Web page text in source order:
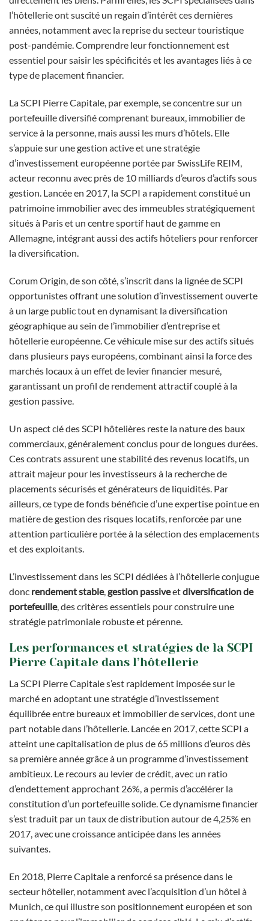
l’hôtellerie ont suscité un regain d’intérêt ces dernières
années, notamment avec la reprise du secteur touristique
post-pandémie. Comprendre leur fonctionnement est
essentiel pour saisir les spécificités et les avantages liés à ce
type de placement financier.
La SCPI Pierre Capitale, par exemple, se concentre sur un
portefeuille diversifié comprenant bureaux, immobilier de
service à la personne, mais aussi les murs d’hôtels. Elle
s’appuie sur une gestion active et une stratégie
d’investissement européenne portée par SwissLife REIM,
acteur reconnu avec près de 10 milliards d’euros d’actifs sous
gestion. Lancée en 2017, la SCPI a rapidement constitué un
patrimoine immobilier avec des immeubles stratégiquement
situés à Paris et un centre sportif haut de gamme en
Allemagne, intégrant aussi des actifs hôteliers pour renforcer
la diversification.
Corum Origin, de son côté, s’inscrit dans la lignée de SCPI
opportunistes offrant une solution d’investissement ouverte
à un large public tout en dynamisant la diversification
géographique au sein de l’immobilier d’entreprise et
hôtellerie européenne. Ce véhicule mise sur des actifs situés
dans plusieurs pays européens, combinant ainsi la force des
marchés locaux à un effet de levier financier mesuré,
garantissant un profil de rendement attractif couplé à la
gestion passive.
Un aspect clé des SCPI hôtelières reste la nature des baux
commerciaux, généralement conclus pour de longues durées.
Ces contrats assurent une stabilité des revenus locatifs, un
attrait majeur pour les investisseurs à la recherche de
placements sécurisés et générateurs de liquidités. Par
ailleurs, ce type de fonds bénéficie d’une expertise pointue en
matière de gestion des risques locatifs, renforcée par une
attention particulière portée à la sélection des emplacements
et des exploitants.
L’investissement dans les SCPI dédiées à l’hôtellerie conjugue
donc rendement stable, gestion passiveetdiversification de
portefeuille, des critères essentiels pour construire une
stratégie patrimoniale robuste et pérenne.
Les performances et stratégies de la SCPI
Pierre Capitale dans l’hôtellerie
La SCPI Pierre Capitale s’est rapidement imposée sur le
marché en adoptant une stratégie d’investissement
équilibrée entre bureaux et immobilier de services, dont une
part notable dans l’hôtellerie. Lancée en 2017, cette SCPI a
atteint une capitalisation de plus de 65 millions d’euros dès
sa première année grâce à un programme d’investissement
ambitieux. Le recours au levier de crédit, avec un ratio
d’endettement approchant 26%, a permis d’accélérer la
constitution d’un portefeuille solide. Ce dynamisme financier
s’est traduit par un taux de distribution autour de 4,25% en
2017, avec une croissance anticipée dans les années
suivantes.
En 2018, Pierre Capitale a renforcé sa présence dans le
secteur hôtelier, notamment avec l’acquisition d’un hôtel à
Munich, ce qui illustre son positionnement européen et son